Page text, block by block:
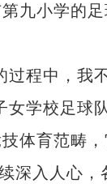
九小学的
程中，我
学校足球
育范畴，
深入人心